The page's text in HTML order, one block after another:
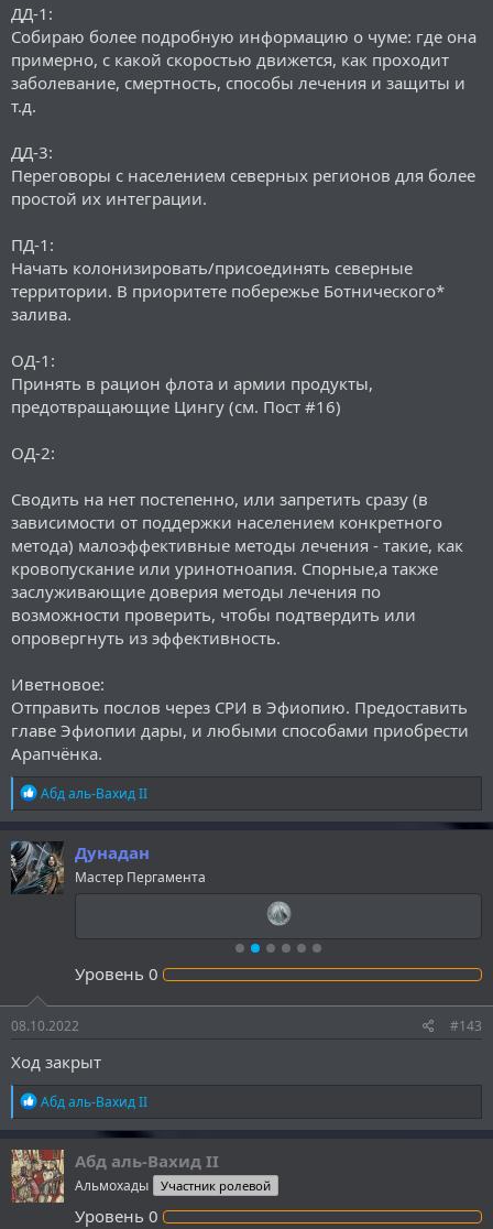
ДД-1:
Собираю более подробную информацию о чуме: где она
примерно, с какой скоростью движется, как проходит
заболевание, смертность, способы лечения и защиты и
т.д.
ДД-3:
Переговоры с населением северных регионов для более
простой их интеграции.
ПД-1:
Начать колонизировать/присоединять северные
территории. В приоритете побережье Ботнического*
залива.
ОД-1:
Принять в рацион флота и армии продукты,
предотвращающие Цингу (см. Пост #16)
ОД-2:
Сводить на нет постепенно, или запретить сразу (в
зависимости от поддержки населением конкретного
метода) малоэффективные методы лечения - такие, как
кровопускание или уринотноапия. Спорные,а также
заслуживающие доверия методы лечения по
возможности проверить, чтобы подтвердить или
опровергнуть из эффективность.
Иветновое:
Отправить послов через СРИ в Эфиопию. Предоставить
главе Эфиопии дары, и любыми способами приобрести
Арапчёнка.
Р
е
а
к
ц
и
и
Абд аль-Вахид II
Дунадан
Мастер Пергамента
Уровень 0
08.10.2022 #143
Ход закрыт
Р
е
а
к
ц
и
и
Абд аль-Вахид II
Абд аль-Вахид II
Альмохады Участник ролевой
Уровень 0